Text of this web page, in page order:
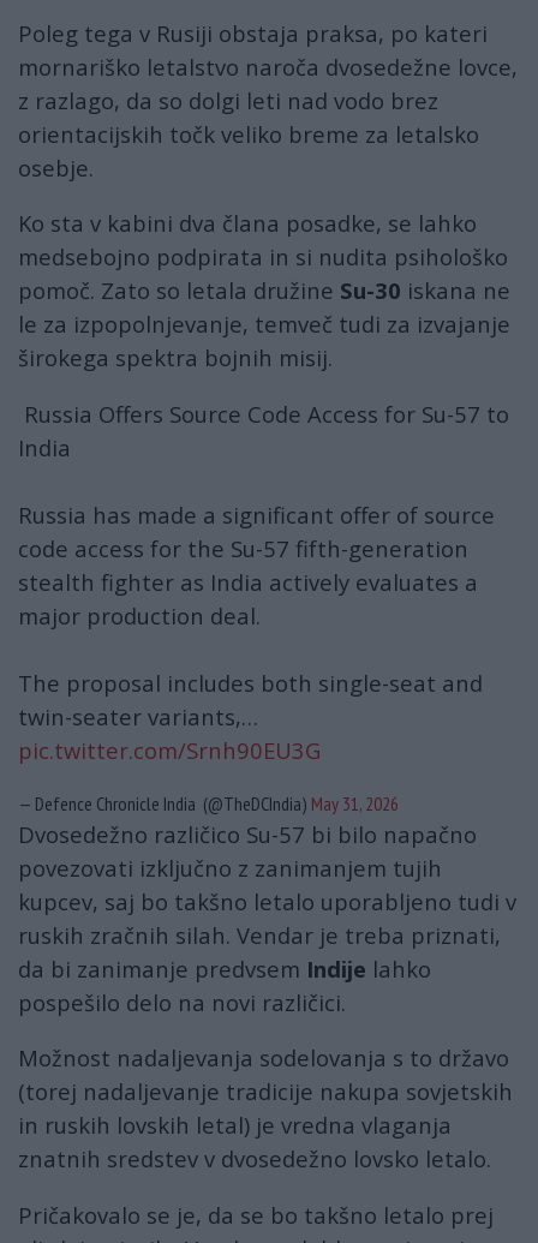
Poleg tega v Rusiji obstaja praksa, po kateri
mornariško letalstvo naroča dvosedežne lovce,
z razlago, da so dolgi leti nad vodo brez
orientacijskih točk veliko breme za letalsko
osebje.
Ko sta v kabini dva člana posadke, se lahko
medsebojno podpirata in si nudita psihološko
pomoč. Zato so letala družine Su-30 iskana ne
le za izpopolnjevanje, temveč tudi za izvajanje
širokega spektra bojnih misij.
Russia Offers Source Code Access for Su-57 to
India
Russia has made a significant offer of source
code access for the Su-57 fifth-generation
stealth fighter as India actively evaluates a
major production deal.
The proposal includes both single-seat and
twin-seater variants,…
pic.twitter.com/Srnh90EU3G
— Defence Chronicle India (@TheDCIndia) May 31, 2026
Dvosedežno različico Su-57 bi bilo napačno
povezovati izključno z zanimanjem tujih
kupcev, saj bo takšno letalo uporabljeno tudi v
ruskih zračnih silah. Vendar je treba priznati,
da bi zanimanje predvsem Indije lahko
pospešilo delo na novi različici.
Možnost nadaljevanja sodelovanja s to državo
(torej nadaljevanje tradicije nakupa sovjetskih
in ruskih lovskih letal) je vredna vlaganja
znatnih sredstev v dvosedežno lovsko letalo.
Pričakovalo se je, da se bo takšno letalo prej